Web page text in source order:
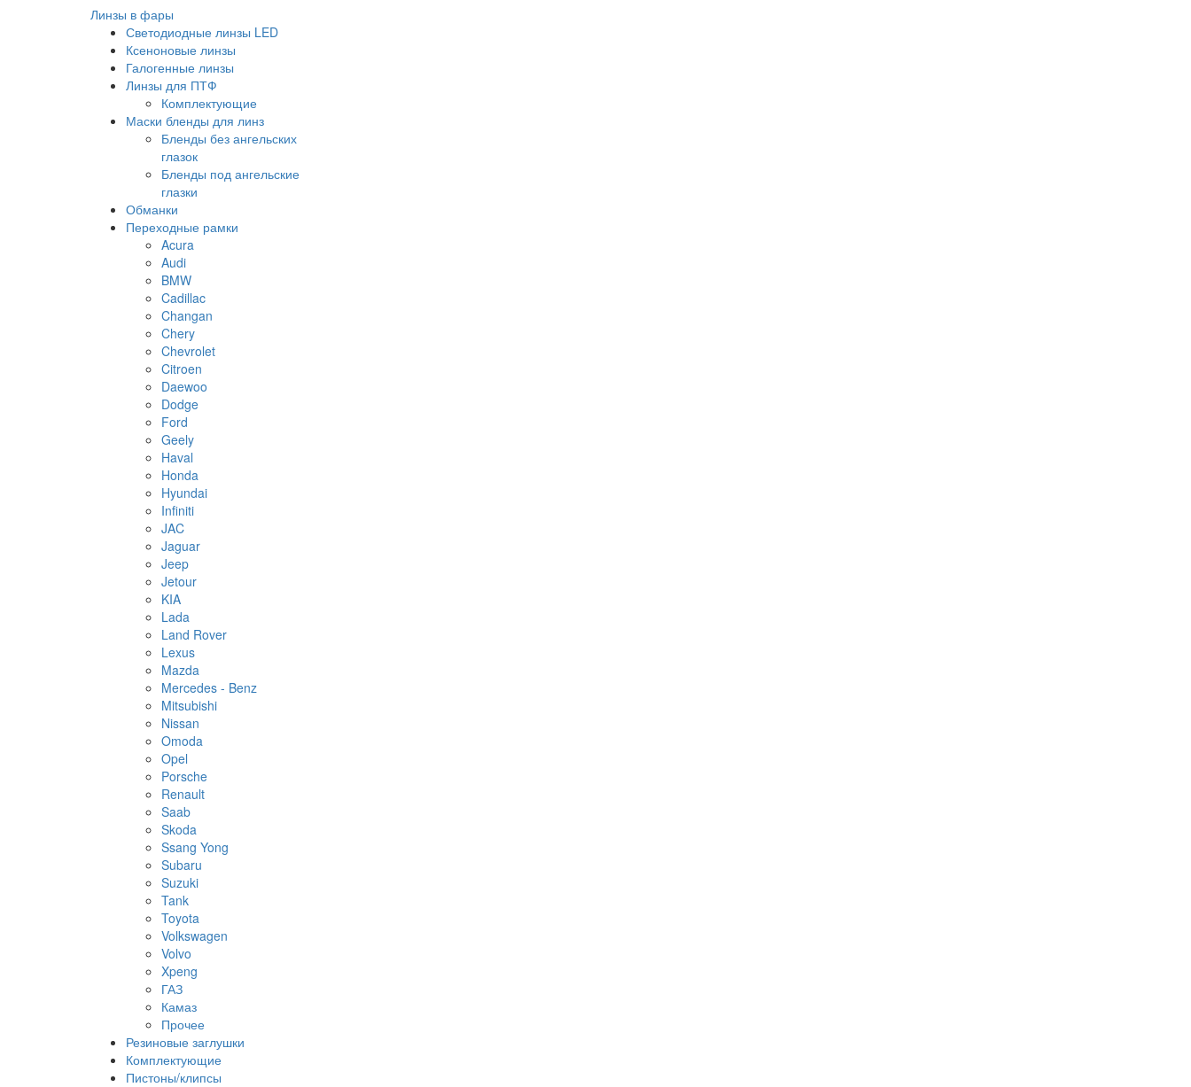
Линзы в фары
Светодиодные линзы LED
Ксеноновые линзы
Галогенные линзы
Линзы для ПТФ
Комплектующие
Маски бленды для линз
Бленды без ангельских
глазок
Бленды под ангельские
глазки
Обманки
Переходные рамки
Acura
Audi
BMW
Cadillac
Changan
Chery
Chevrolet
Citroen
Daewoo
Dodge
Ford
Geely
Haval
Honda
Hyundai
Infiniti
JAC
Jaguar
Jeep
Jetour
KIA
Lada
Land Rover
Lexus
Mazda
Mercedes - Benz
Mitsubishi
Nissan
Omoda
Opel
Porsche
Renault
Saab
Skoda
Ssang Yong
Subaru
Suzuki
Tank
Toyota
Volkswagen
Volvo
Xpeng
ГАЗ
Камаз
Прочее
Резиновые заглушки
Комплектующие
Пистоны/клипсы